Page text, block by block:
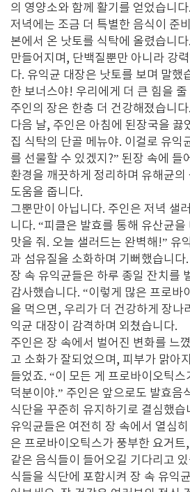
의 영양소와 함께 활기를 얻었습니다.
저녁에는 조금 더 특별한 음식이 준
본에서 온 낫토를 식탁에 올렸습니
만들어지며, 단백질뿐만 아니라 강
다. 유익균 대장은 낫토를 보며 말했
한 보너스야! 우리에게 더 큰 힘을
주인의 장은 한층 더 건강해졌습니다.
다음 날, 주인은 아침에 된장국을 끓
집 식탁의 단골 메뉴야. 이걸로 유익
를 선물할 수 있겠지?” 된장 속에 들
환경을 깨끗하게 정리하며 유해균
도움을 줍니다.
그뿐만이 아닙니다. 주인은 저녁 샐
니다. “피클은 발효를 통해 유산균
맛을 줘. 오늘 샐러드는 완벽해!” 유
과 섬유질을 소화하며 기뻐했습니다.
장 속 유익균들은 하루 종일 잔치를
감사했습니다. “이렇게 많은 프로바
을 먹으면, 우리가 더 건강하게 장나
익균 대장이 감격하며 외쳤습니다.
주인은 장 속에서 벌어진 변화를 느
고 소화가 잘되었으며, 피부가 맑아
들었죠. “이 모든 게 프로바이오틱
덕분이야.” 주인은 앞으로도 발효음
식단을 꾸준히 유지하기로 결심했습
유익균들은 여전히 장 속에서 열심
은 프로바이오틱스가 풍부한 요거
같은 음식들이 들어오길 기다리고
식들을 식단에 포함시켜 장 속 유익